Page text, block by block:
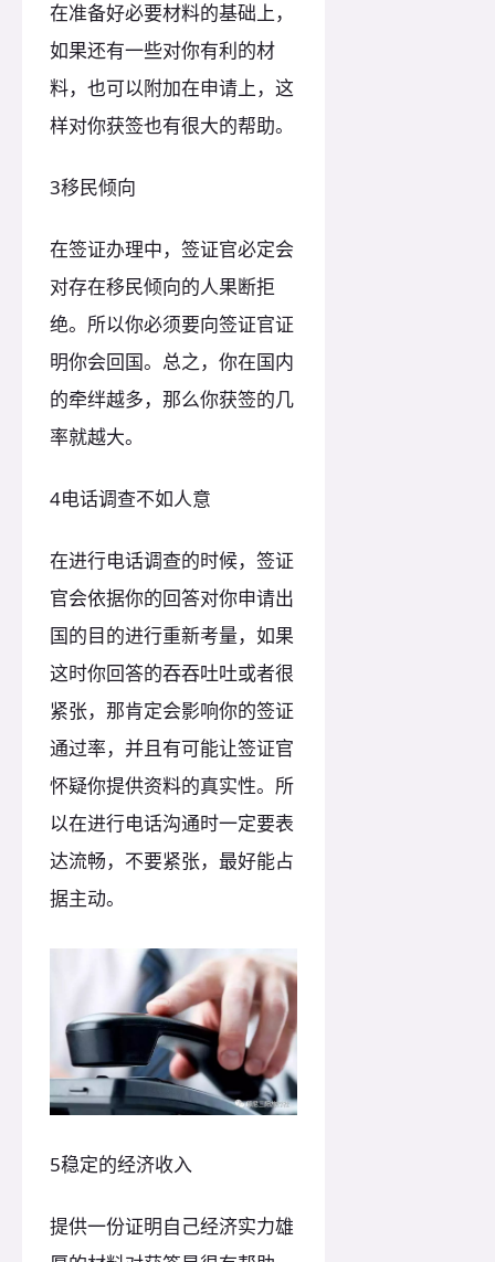
在准备好必要材料的基础上，
如果还有一些对你有利的材
料，也可以附加在申请上，这
样对你获签也有很大的帮助。
3移民倾向
在签证办理中，签证官必定会
对存在移民倾向的人果断拒
绝。所以你必须要向签证官证
明你会回国。总之，你在国内
的牵绊越多，那么你获签的几
率就越大。
4电话调查不如人意
在进行电话调查的时候，签证
官会依据你的回答对你申请出
国的目的进行重新考量，如果
这时你回答的吞吞吐吐或者很
紧张，那肯定会影响你的签证
通过率，并且有可能让签证官
怀疑你提供资料的真实性。所
以在进行电话沟通时一定要表
达流畅，不要紧张，最好能占
据主动。
5稳定的经济收入
提供一份证明自己经济实力雄